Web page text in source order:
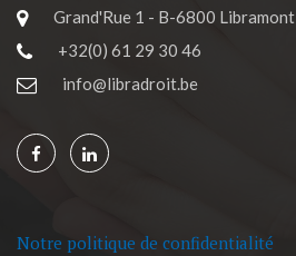
Grand'Rue 1 - B-6800 Libramont
+32(0) 61 29 30 46
info@libradroit.be
Notre politique de confidentialité